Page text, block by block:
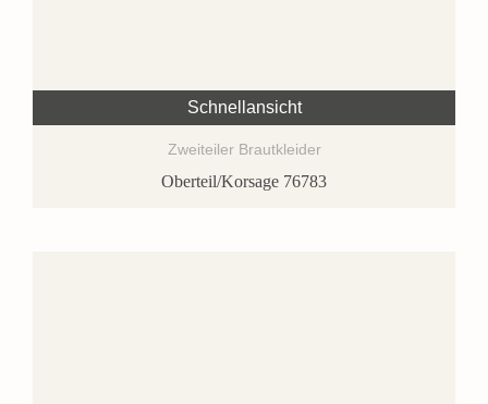
Schnellansicht
Zweiteiler Brautkleider
Oberteil/Korsage 76783